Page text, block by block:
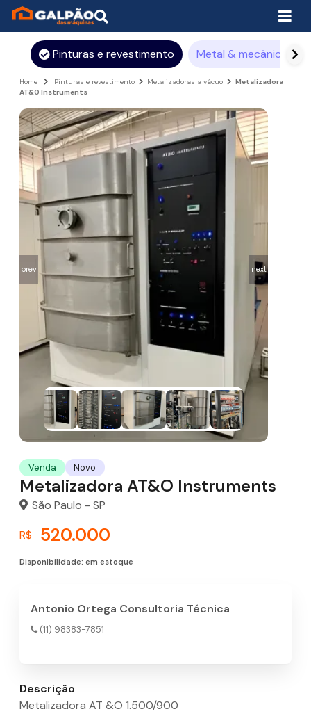
Pinturas e revestimento Metal & mecânica
Home Pinturas e revestimento Metalizadoras a vácuo
Metalizadora
AT&O Instruments
prev next
Venda Novo
Metalizadora AT&O Instruments
São Paulo - SP
R$ 520.000
Disponibilidade: em estoque
Antonio Ortega Consultoria Técnica
(11) 98383-7851
Descrição
Metalizadora AT &O 1.500/900